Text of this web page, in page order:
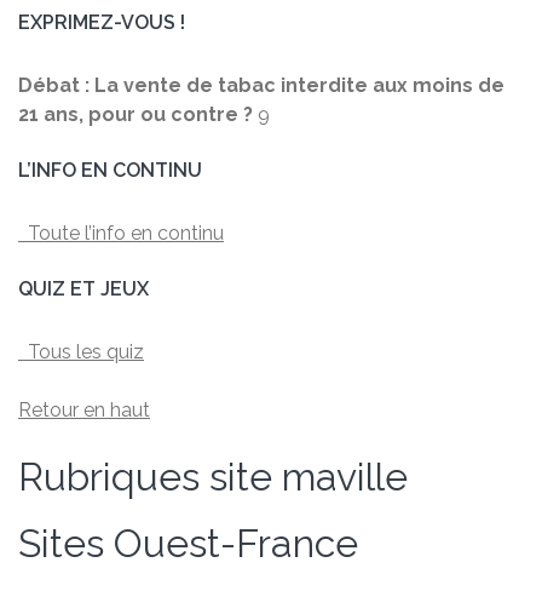
EXPRIMEZ-VOUS !
Débat : La vente de tabac interdite aux moins de
21 ans, pour ou contre ? 9
L’INFO EN CONTINU
Toute l’info en continu
QUIZ ET JEUX
Tous les quiz
Retour en haut
Rubriques site maville
Sites Ouest-France